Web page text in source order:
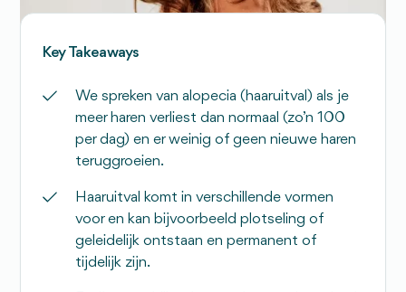
Key Takeaways
We spreken van alopecia (haaruitval) als je
meer haren verliest dan normaal (zo’n 100
per dag) en er weinig of geen nieuwe haren
teruggroeien.
Haaruitval komt in verschillende vormen
voor en kan bijvoorbeeld plotseling of
geleidelijk ontstaan en permanent of
tijdelijk zijn.